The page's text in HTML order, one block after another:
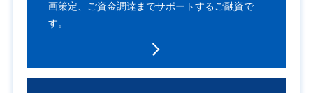
画策定、ご資金調達までサポートするご融資で
す。